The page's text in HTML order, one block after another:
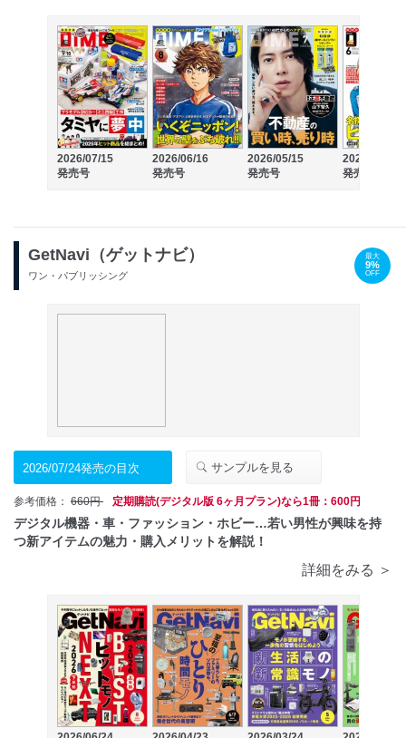
2026/07/15
発売号
2026/06/16
発売号
2026/05/15
発売号
2026/04/16
発売号
GetNavi（ゲットナビ）
ワン・パブリッシング
最大
9%
OFF
2026/07/24発売の目次 サンプルを見る
参考価格： 660円 定期購読(デジタル版 6ヶ月プラン)なら1冊：600円
デジタル機器・車・ファッション・ホビー…若い男性が興味を持
つ新アイテムの魅力・購入メリットを解説！
詳細をみる ＞